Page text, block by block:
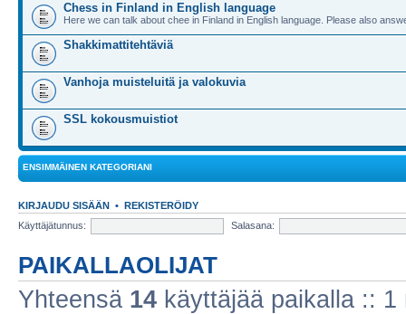
Chess in Finland in English language
Here we can talk about chee in Finland in English language. Please also
Shakkimattitehtäviä
Vanhoja muisteluitä ja valokuvia
SSL kokousmuistiot
ENSIMMÄINEN KATEGORIANI
KIRJAUDU SISÄÄN • REKISTERÖIDY
Käyttäjätunnus:
Salasana:
PAIKALLAOLIJAT
Yhteensä 14 käyttäjää paikalla ::